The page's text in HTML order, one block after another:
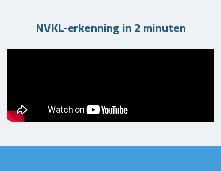
NVKL-erkenning in 2 minuten